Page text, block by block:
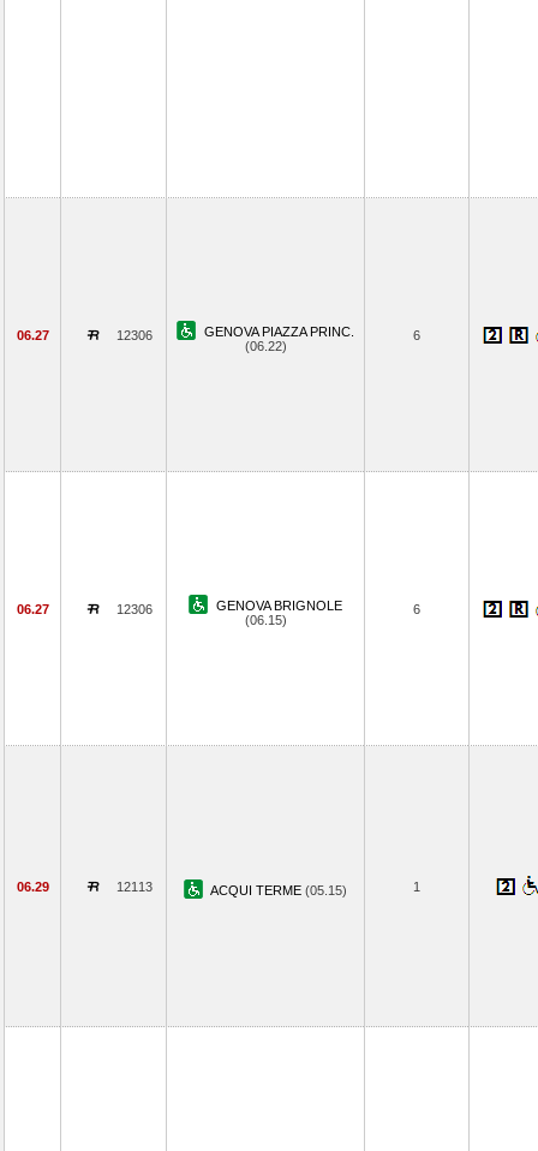
06.27 12306
GENOVA PIAZZA PRINC.
(06.22)
6
06.27 12306
GENOVA BRIGNOLE
(06.15)
6
06.29 12113 ACQUI TERME (05.15) 1